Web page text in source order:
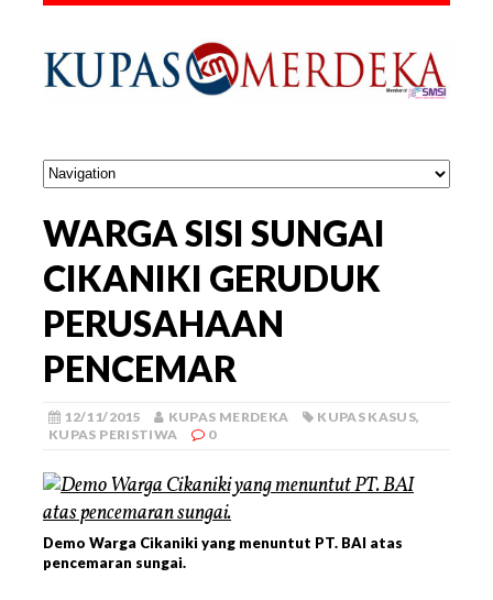
WARGA SISI SUNGAI
CIKANIKI GERUDUK
PERUSAHAAN
PENCEMAR
12/11/2015 KUPAS MERDEKA KUPAS KASUS,
KUPAS PERISTIWA
0
Demo Warga Cikaniki yang menuntut PT. BAI atas
pencemaran sungai.